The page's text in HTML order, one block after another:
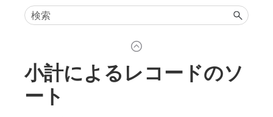
小計によるレコードのソ
ート